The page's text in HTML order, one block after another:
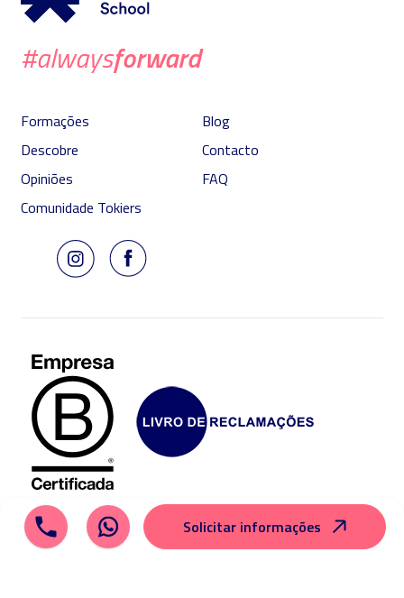
#alwaysforward
Formações
Descobre
Opiniões
Comunidade Tokiers
Blog
Contacto
FAQ
© 2026 Tokio School
Solicitar informações